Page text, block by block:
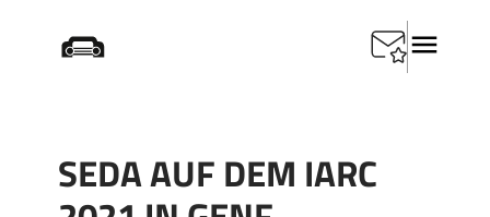
Startseite SEDA auf dem IARC 2021 in Genf
SEDA AUF DEM IARC